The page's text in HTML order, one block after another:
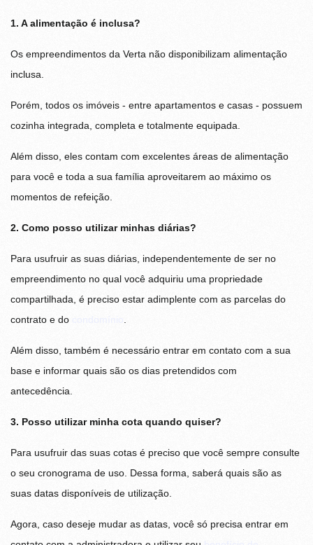
1. A alimentação é inclusa?
Os empreendimentos da Verta não disponibilizam alimentação
inclusa.
Porém, todos os imóveis - entre apartamentos e casas - possuem
cozinha integrada, completa e totalmente equipada.
Além disso, eles contam com excelentes áreas de alimentação
para você e toda a sua família aproveitarem ao máximo os
momentos de refeição.
2. Como posso utilizar minhas diárias?
Para usufruir as suas diárias, independentemente de ser no
empreendimento no qual você adquiriu uma propriedade
compartilhada, é preciso estar adimplente com as parcelas do
contrato e do
.
Além disso, também é necessário entrar em contato com a sua
base e informar quais são os dias pretendidos com
antecedência.
3. Posso utilizar minha cota quando quiser?
Para usufruir das suas cotas é preciso que você sempre consulte
o seu cronograma de uso. Dessa forma, saberá quais são as
suas datas disponíveis de utilização.
Agora, caso deseje mudar as datas, você só precisa entrar em